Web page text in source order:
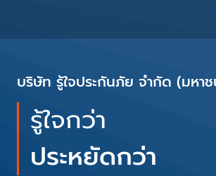
บริษัท รู้ใจประกันภัย จำกัด (มหา
รู้ใจกว่า
ประหยัดกว่า